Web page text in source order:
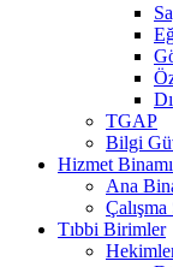
TGAP
Bilgi
Hizmet
Ana
Tıbbi Birimler